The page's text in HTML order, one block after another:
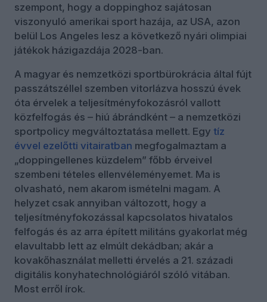
szempont, hogy a doppinghoz sajátosan
viszonyuló amerikai sport hazája, az USA, azon
belül Los Angeles lesz a következő nyári olimpiai
játékok házigazdája 2028-ban.
A magyar és nemzetközi sportbürokrácia által fújt
passzátszéllel szemben vitorlázva hosszú évek
óta érvelek a teljesítményfokozásról vallott
közfelfogás és – hiú ábrándként – a nemzetközi
sportpolicy megváltoztatása mellett. Egy tíz
évvel ezelőtti vitairatban megfogalmaztam a
„doppingellenes küzdelem” főbb érveivel
szembeni tételes ellenvéleményemet. Ma is
olvasható, nem akarom ismételni magam. A
helyzet csak annyiban változott, hogy a
teljesítményfokozással kapcsolatos hivatalos
felfogás és az arra épített militáns gyakorlat még
elavultabb lett az elmúlt dekádban; akár a
kovakőhasználat melletti érvelés a 21. századi
digitális konyhatechnológiáról szóló vitában.
Most erről írok.